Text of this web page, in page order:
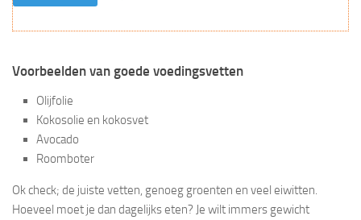
Voorbeelden van goede voedingsvetten
Olijfolie
Kokosolie en kokosvet
Avocado
Roomboter
Ok check; de juiste vetten, genoeg groenten en veel eiwitten.
Hoeveel moet je dan dagelijks eten? Je wilt immers gewicht